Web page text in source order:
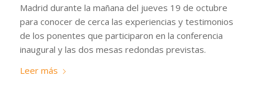
Madrid durante la mañana del jueves 19 de octubre
para conocer de cerca las experiencias y testimonios
de los ponentes que participaron en la conferencia
inaugural y las dos mesas redondas previstas.
Leer más